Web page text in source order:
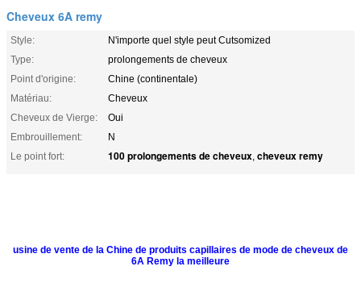
Cheveux 6A remy
Style:
N'importe quel style peut Cutsomized
Type:
prolongements de cheveux
Point d'origine:
Chine (continentale)
Matériau:
Cheveux
Cheveux de Vierge:
Oui
Embrouillement:
N
Le point fort:
100 prolongements de cheveux, cheveux remy
usine de vente de la Chine de produits capillaires de mode de cheveux de
6A Remy la meilleure